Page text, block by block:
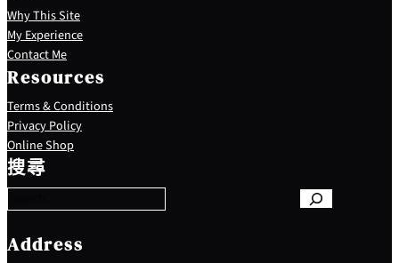
Why This Site
My Experience
Contact Me
Resources
Terms & Conditions
Privacy Policy
Online Shop
搜尋
S
e
a
c
h
Address